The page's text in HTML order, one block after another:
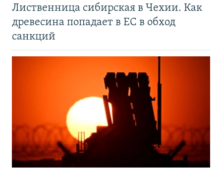
Лиственница сибирская в Чехии. Как
древесина попадает в ЕС в обход
санкций